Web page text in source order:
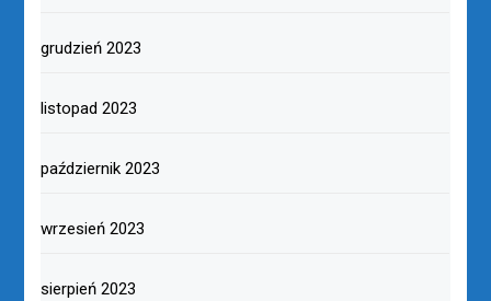
grudzień 2023
listopad 2023
październik 2023
wrzesień 2023
sierpień 2023